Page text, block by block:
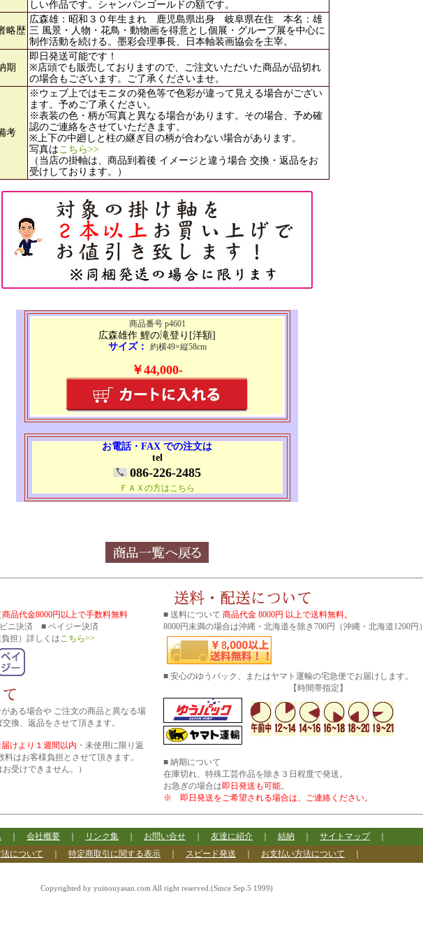
しい作品です。シャンパンゴールドの額です。
略歴
広森雄：昭和３０年生まれ 鹿児島県出身 岐阜県在住 本名：雄
三 風景・人物・花鳥・動物画を得意とし個展・グループ展を中心に
制作活動を続ける。墨彩会理事長、日本軸装画協会を主宰。
期
即日発送可能です！
※店頭でも販売しておりますので、ご注文いただいた商品が品切れ
の場合もございます。ご了承くださいませ。
考
※ウェブ上ではモニタの発色等で色彩が違って見える場合がござい
ます。予めご了承ください。
※表装の色・柄が写真と異なる場合があります。その場合、予め確
認のご連絡をさせていただきます。
※上下の中廻しと柱の継ぎ目の柄が合わない場合があります。
写真はこちら>>
（当店の掛軸は、商品到着後 イメージと違う場合 交換・返品をお
受けしております。）
商品番号 p4601
広森雄作 鯉の滝登り[洋額]
サイズ： 約横49×縦58cm
￥44,000-
お電話・FAX での注文は
tel
086-226-2485
ＦＡＸの方はこちら
商品代金8000円以上で手数料無料
ビニ決済 ■ ペイジー決済
担）詳しくはこちら>>
ある場合や ご注文の商品と異なる場
換、返品をさせて頂きます。
けより１週間以内 ・未使用に限り返
はお客様負担とさせて頂きます。
受けできません。）
■ 送料について 商品代金 8000円 以上で送料無料。
8000円未満の場合は沖縄・北海道を除き700円（沖縄・北海道1200円）
■ 安心のゆうパック、またはヤマト運輸の宅急便でお届けします。
【時間帯指定】
■ 納期について
在庫切れ、特殊工芸作品を除き３日程度で発送。
お急ぎの場合は即日発送も可能。
※ 即日発送をご希望される場合は、ご連絡ください。
会社概要 リンク集 お問い合せ 友達に紹介 結納 サイトマップ｜
について
特定商取引に関する表示 スピード発送 お支払い方法について
Copyrighted by yuinouyasan.com All right reserved.(Since Sep.5 1999)